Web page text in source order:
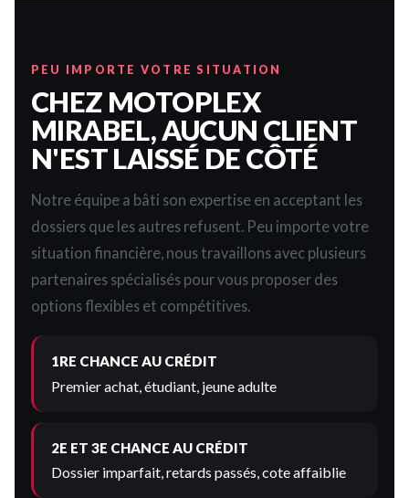
PEU IMPORTE VOTRE SITUATION
CHEZ MOTOPLEX
MIRABEL, AUCUN CLIENT
N'EST LAISSÉ DE CÔTÉ
Notre équipe a bâti son expertise en acceptant les
dossiers que les autres refusent. Peu importe votre
situation financière, nous travaillons avec plusieurs
partenaires spécialisés pour vous proposer des
options flexibles et compétitives.
1RE CHANCE AU CRÉDIT
Premier achat, étudiant, jeune adulte
2E ET 3E CHANCE AU CRÉDIT
Dossier imparfait, retards passés, cote affaiblie